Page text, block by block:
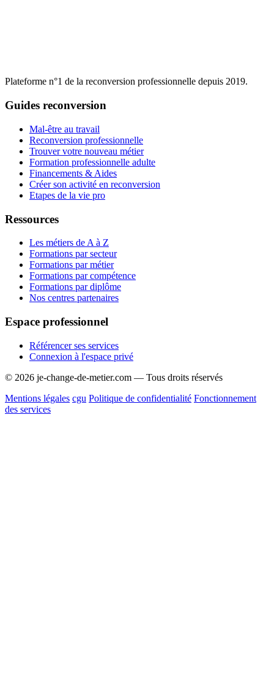
Plateforme n°1 de la reconversion professionnelle depuis 2019.
Guides reconversion
Mal-être au travail
Reconversion professionnelle
Trouver votre nouveau métier
Formation professionnelle adulte
Financements & Aides
Créer son activité en reconversion
Etapes de la vie pro
Ressources
Les métiers de A à Z
Formations par secteur
Formations par métier
Formations par compétence
Formations par diplôme
Nos centres partenaires
Espace professionnel
Référencer ses services
Connexion à l'espace privé
© 2026 je-change-de-metier.com — Tous droits réservés
Mentions légales cgu Politique de confidentialité Fonctionnement
des services